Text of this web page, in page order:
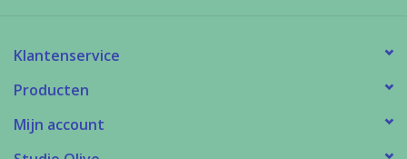
Klantenservice
Producten
Mijn account